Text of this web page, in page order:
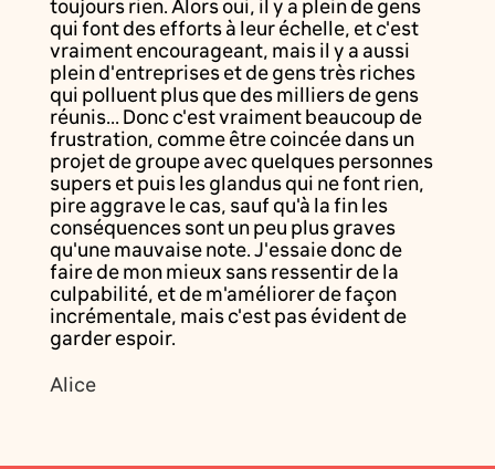
toujours rien. Alors oui, il y a plein de gens
qui font des efforts à leur échelle, et c'est
vraiment encourageant, mais il y a aussi
plein d'entreprises et de gens très riches
qui polluent plus que des milliers de gens
réunis... Donc c'est vraiment beaucoup de
frustration, comme être coincée dans un
projet de groupe avec quelques personnes
supers et puis les glandus qui ne font rien,
pire aggrave le cas, sauf qu'à la fin les
conséquences sont un peu plus graves
qu'une mauvaise note. J'essaie donc de
faire de mon mieux sans ressentir de la
culpabilité, et de m'améliorer de façon
incrémentale, mais c'est pas évident de
garder espoir.
Alice